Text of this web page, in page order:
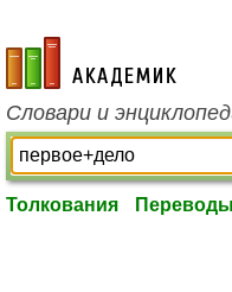
academic.ru
Словари и
Толкования Переводы